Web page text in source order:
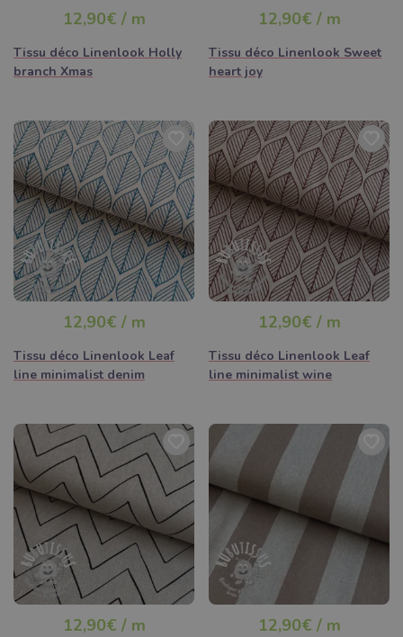
12,90€ / m
Tissu déco Linenlook Holly
branch Xmas
12,90€ / m
Tissu déco Linenlook Sweet
heart joy
12,90€ / m
Tissu déco Linenlook Leaf
line minimalist denim
12,90€ / m
Tissu déco Linenlook Leaf
line minimalist wine
12,90€ / m 12,90€ / m